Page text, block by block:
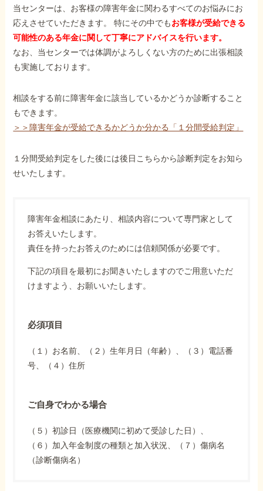
当センターは、お客様の障害年金に関わるすべてのお悩みにお
応えさせていただきます。 特にその中でもお客様が受給できる
可能性のある年金に関して丁寧にアドバイスを行います。
なお、当センターでは体調がよろしくない方のために出張相談
も実施しております。
相談をする前に障害年金に該当しているかどうか診断すること
もできます。
＞＞障害年金が受給できるかどうか分かる「１分間受給判定」
１分間受給判定をした後には後日こちらから診断判定をお知ら
せいたします。
障害年金相談にあたり、相談内容について専門家として
お答えいたします。
責任を持ったお答えのためには信頼関係が必要です。
下記の項目を最初にお聞きいたしますのでご用意いただ
けますよう、お願いいたします。
必須項目
（１）お名前、（２）生年月日（年齢）、（３）電話番
号、（４）住所
ご自身でわかる場合
（５）初診日（医療機関に初めて受診した日）、
（６）加入年金制度の種類と加入状況、（７）傷病名
（診断傷病名）